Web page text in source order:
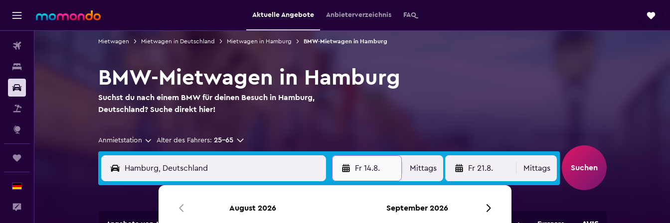
Aktuelle Angebote Anbieterverzeichnis FAQ
Mietwagen Mietwagen in Deutschland Mietwagen in Hamburg BMW-Mietwagen in Hamburg
BMW-Mietwagen in Hamburg
Suchst du nach einem BMW für deinen Besuch in Hamburg,
Deutschland? Suche direkt hier!
Anmietstation Alter des Fahrers: 25-65
Fr 14.8. Mittags Fr 21.8. Mittags Suchen
August 2026 September 2026